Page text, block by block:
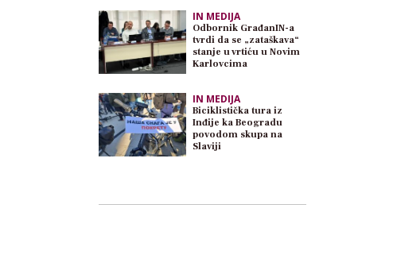
IN MEDIJA
Odbornik GrađanIN-a
tvrdi da se „zataškava“
stanje u vrtiću u Novim
Karlovcima
IN MEDIJA
Biciklistička tura iz
Inđije ka Beogradu
povodom skupa na
Slaviji